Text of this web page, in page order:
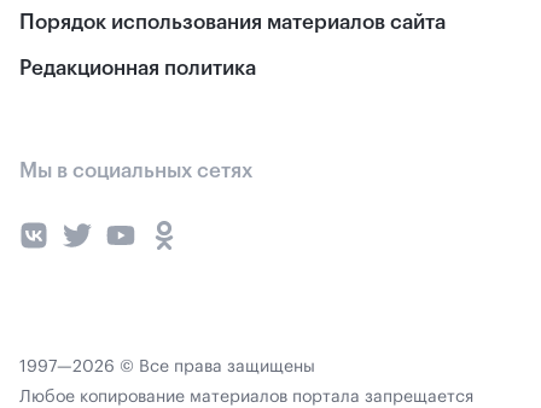
Порядок использования материалов сайта
Редакционная политика
Мы в социальных сетях
1997—2026 © Все права защищены
Любое копирование материалов портала запрещается